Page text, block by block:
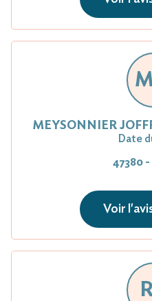
MEYSONNIER
Date
47380
Voir